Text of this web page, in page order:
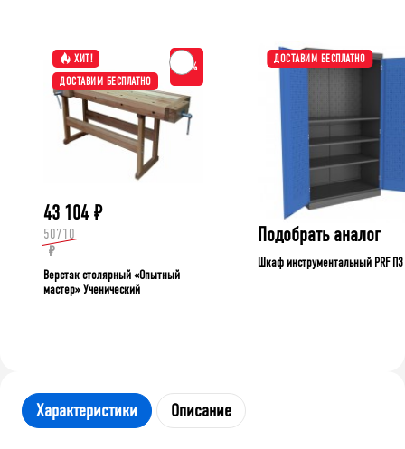
ХИТ!
ДОСТАВИМ БЕСПЛАТНО
-15%
43 104 ₽
50710
₽
Верстак столярный «Опытный
мастер» Ученический
ДОСТАВИМ БЕСПЛАТНО
Подобрать аналог
Шкаф инструментальный PRF П3
Характеристики Описание